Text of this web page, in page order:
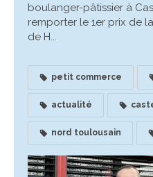
boulanger-pâtissier à
remporter le 1er prix de
de H...
petit commerce
actualité
nord toulousain